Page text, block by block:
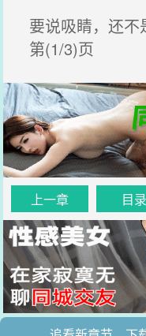
要说吸睛，还不
第(1/3)页
上一章 目录